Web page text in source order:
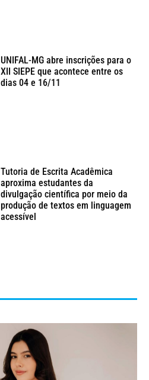
UNIFAL-MG abre inscrições para o
XII SIEPE que acontece entre os
dias 04 e 16/11
Tutoria de Escrita Acadêmica
aproxima estudantes da
divulgação científica por meio da
produção de textos em linguagem
acessível